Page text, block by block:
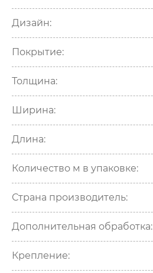
Дизайн:
Покрытие:
Толщина:
Ширина:
Длина:
Количество м в упаковке:
Страна производитель:
Дополнительная обработка:
Крепление: